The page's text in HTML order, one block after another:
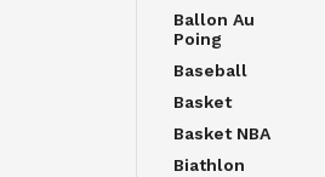
Ballon Au
Poing
Baseball
Basket
Basket NBA
Biathlon